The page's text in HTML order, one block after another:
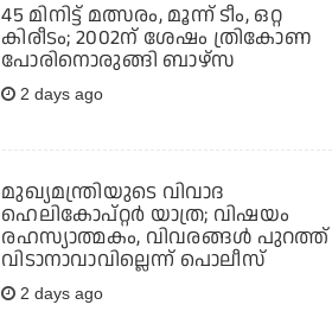
45 മിനിട്ട് മത്സരം, മൂന്ന് ടീം, ഒറ്റ
കിരീടം; 2002ന് ശേഷം ത്രികോണ
പോരിനൊരുങ്ങി ബാഴ്‌സ
2 days ago
മുഖ്യമന്ത്രിയുടെ വിവാദ
ഹെലികോപ്റ്റര്‍ യാത്ര; വിഷയം
രഹസ്യാത്മകം, വിവരങ്ങള്‍ പുറത്ത്
വിടാനാവാവില്ലെന്ന് പൊലീസ്
2 days ago